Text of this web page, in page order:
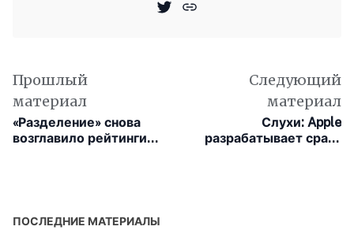
Прошлый
материал
«Разделение» снова
возглавило рейтинги
Следующий
материал
Слухи: Apple
разрабатывает сразу
ПОСЛЕДНИЕ МАТЕРИАЛЫ